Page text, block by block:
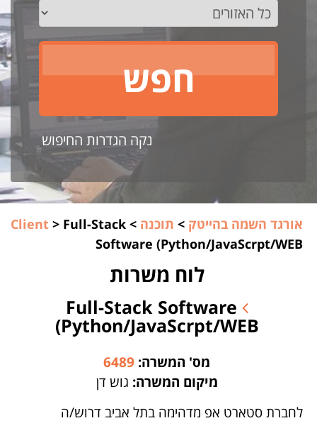
נקה הגדרות החיפוש
אורגד השמה בהייטק > תוכנה >
Client > Full-Stack
Software (Python/JavaScrpt/WEB
לוח משרות
Full-Stack Software
(Python/JavaScrpt/WEB
מס' המשרה: 6489
מיקום המשרה: גוש דן
לחברת סטארט אפ מדהימה בתל אביב דרוש/ה